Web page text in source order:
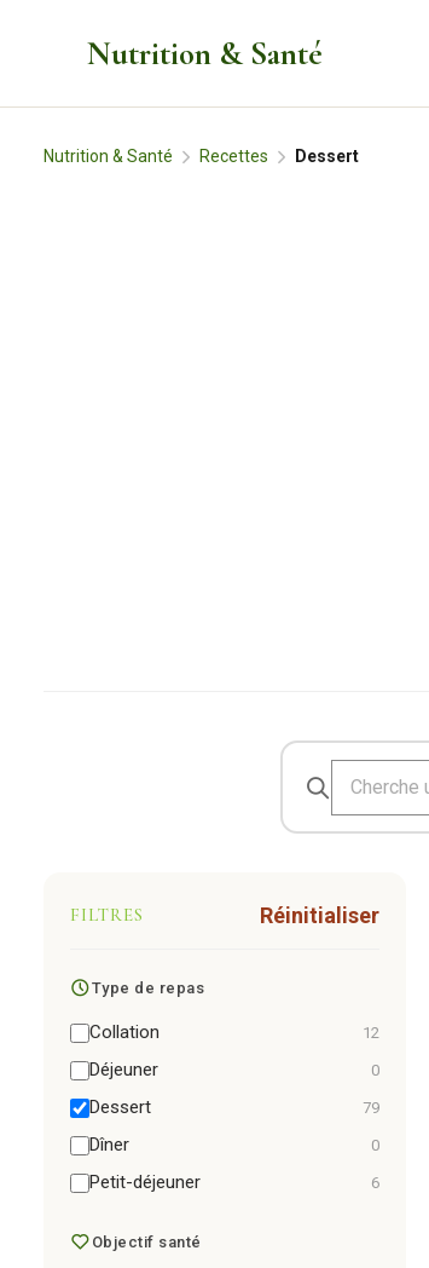
Nutrition & Santé
Nutrition & Santé Recettes Dessert
FILTRES Réinitialiser
Type de repas
Collation 12
Déjeuner 0
Dessert 79
Dîner 0
Petit-déjeuner 6
Objectif santé